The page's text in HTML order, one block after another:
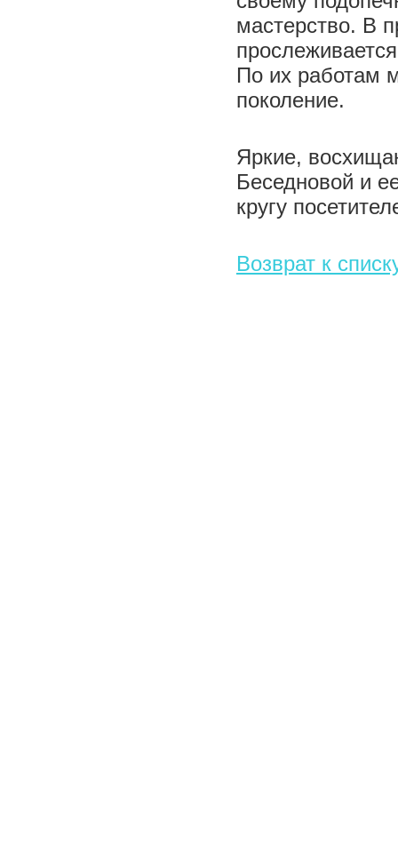
мастерство. В
По их работам
поколение.
Яркие,
Беседновой и
кругу
Возврат к